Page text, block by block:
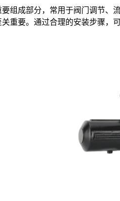
组成部分，常用于阀门调节、
重要。通过合理的安装步骤，